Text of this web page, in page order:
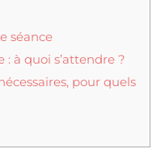
séance
à quoi s’attendre ?
pour quels